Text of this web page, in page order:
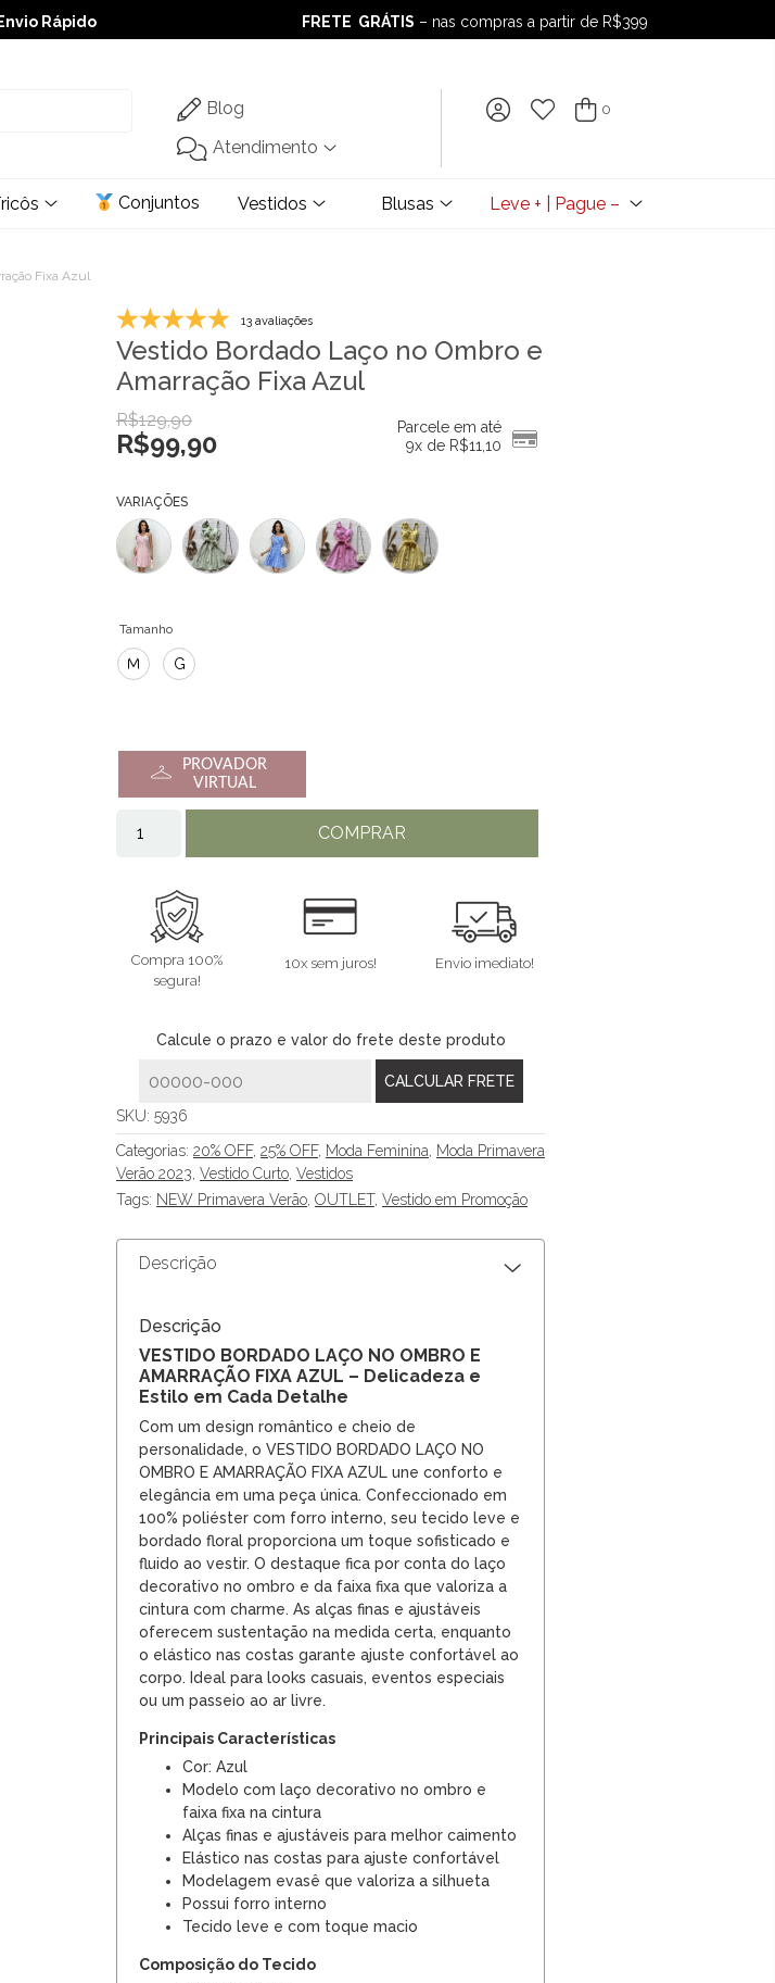
Envio Rápido
– Até 60% OFF
FRETE GRÁTIS – nas compras a partir de R$399
FRETE GRÁTIS– nas compras a partir de R$399
Blog
Atendimento
0
Conjuntos Vestidos Blusas Leve + | Pague –
Fixa Azul
13 avaliações
Vestido Bordado Laço no Ombro e
Amarração Fixa Azul
R$129,90
R$99,90
Parcele em até
9x de R$11,10
VARIAÇÕES
Tamanho
M G
PROVADOR
VIRTUAL
COMPRAR
Compra 100%
segura!
10x sem juros! Envio imediato!
Calcule o prazo e valor do frete deste produto
SKU: 5936
Categorias: 20% OFF, 25% OFF, Moda Feminina, Moda Primavera
Verão 2023, Vestido Curto, Vestidos
Tags: NEW Primavera Verão, OUTLET, Vestido em Promoção
Descrição
Descrição
VESTIDO BORDADO LAÇO NO OMBRO E
AMARRAÇÃO FIXA AZUL – Delicadeza e
Estilo em Cada Detalhe
Com um design romântico e cheio de
personalidade, o VESTIDO BORDADO LAÇO NO
OMBRO E AMARRAÇÃO FIXA AZUL une conforto e
elegância em uma peça única. Confeccionado em
100% poliéster com forro interno, seu tecido leve e
bordado floral proporciona um toque sofisticado e
fluido ao vestir. O destaque fica por conta do laço
decorativo no ombro e da faixa fixa que valoriza a
cintura com charme. As alças finas e ajustáveis
oferecem sustentação na medida certa, enquanto
o elástico nas costas garante ajuste confortável ao
corpo. Ideal para looks casuais, eventos especiais
ou um passeio ao ar livre.
Principais Características
Cor: Azul
Modelo com laço decorativo no ombro e
faixa fixa na cintura
Alças finas e ajustáveis para melhor caimento
Elástico nas costas para ajuste confortável
Modelagem evasê que valoriza a silhueta
Possui forro interno
Tecido leve e com toque macio
Composição do Tecido